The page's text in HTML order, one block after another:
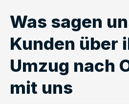
Was sagen
Kunden über
Umzug nach
mit uns